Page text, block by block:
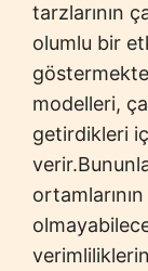
tarzlarının
olumlu bir
modelleri,
getirdikleri